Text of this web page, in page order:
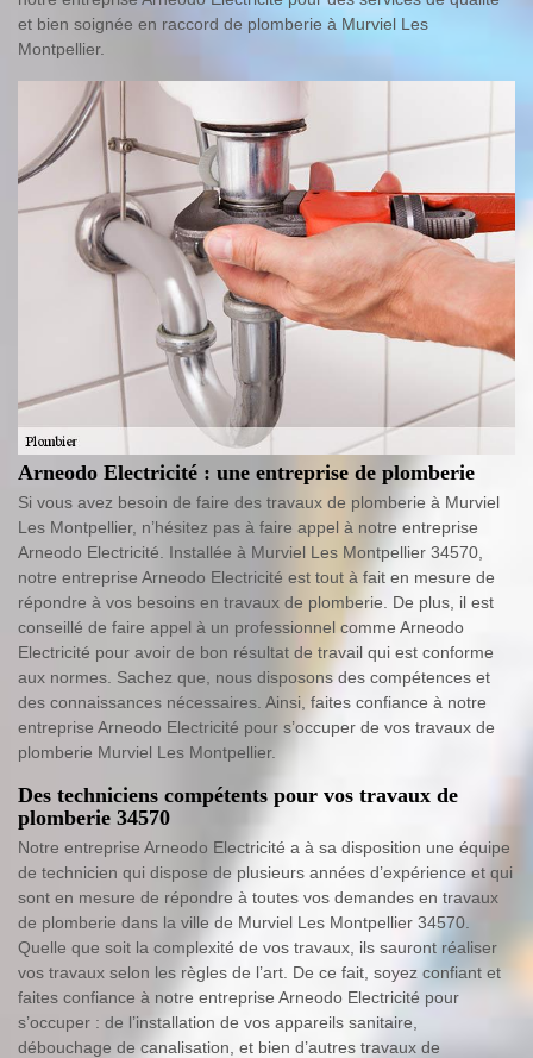
et bien soignée en raccord de plomberie à Murviel Les
Montpellier.
Arneodo Electricité : une entreprise de plomberie
Si vous avez besoin de faire des travaux de plomberie à Murviel
Les Montpellier, n’hésitez pas à faire appel à notre entreprise
Arneodo Electricité. Installée à Murviel Les Montpellier 34570,
notre entreprise Arneodo Electricité est tout à fait en mesure de
répondre à vos besoins en travaux de plomberie. De plus, il est
conseillé de faire appel à un professionnel comme Arneodo
Electricité pour avoir de bon résultat de travail qui est conforme
aux normes. Sachez que, nous disposons des compétences et
des connaissances nécessaires. Ainsi, faites confiance à notre
entreprise Arneodo Electricité pour s’occuper de vos travaux de
plomberie Murviel Les Montpellier.
Des techniciens compétents pour vos travaux de
plomberie 34570
Notre entreprise Arneodo Electricité a à sa disposition une équipe
de technicien qui dispose de plusieurs années d’expérience et qui
sont en mesure de répondre à toutes vos demandes en travaux
de plomberie dans la ville de Murviel Les Montpellier 34570.
Quelle que soit la complexité de vos travaux, ils sauront réaliser
vos travaux selon les règles de l’art. De ce fait, soyez confiant et
faites confiance à notre entreprise Arneodo Electricité pour
s’occuper : de l’installation de vos appareils sanitaire,
débouchage de canalisation, et bien d’autres travaux de